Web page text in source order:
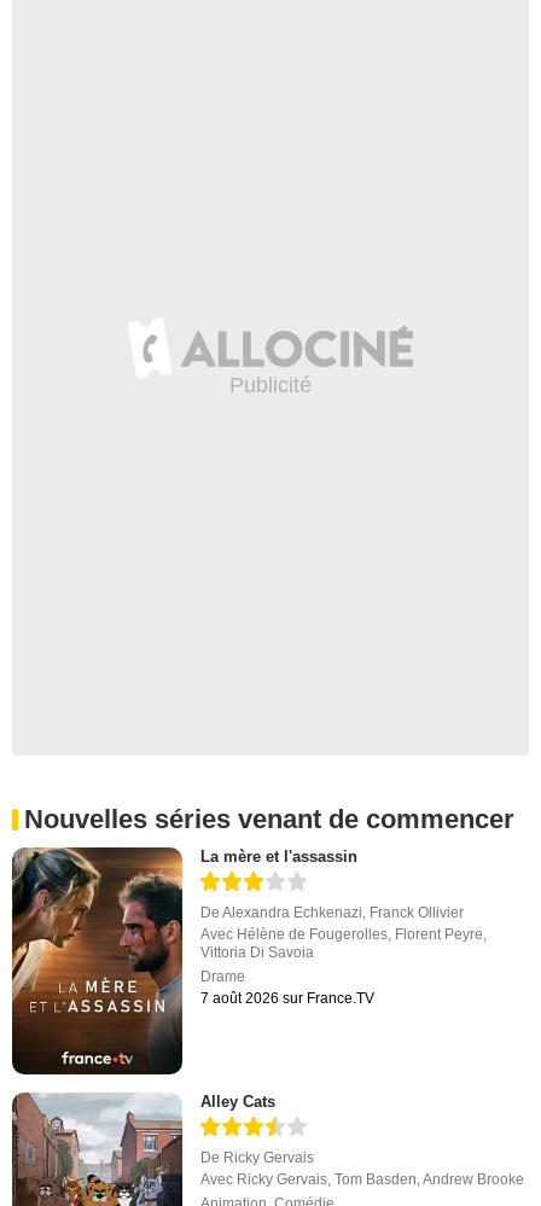
Nouvelles séries venant de commencer
La mère et l'assassin
DeAlexandra Echkenazi, Franck Ollivier
Avec Hélène de Fougerolles, Florent Peyre,
Vittoria Di Savoia
Drame
7 août 2026 sur France.TV
Alley Cats
De Ricky Gervais
Avec Ricky Gervais,Tom Basden,Andrew Brooke